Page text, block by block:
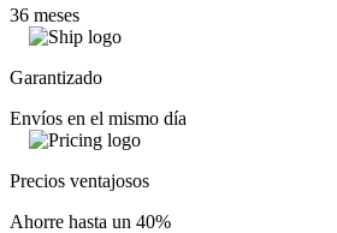
36 meses
Garantizado
Envíos en el mismo día
Precios ventajosos
Ahorre hasta un 40%